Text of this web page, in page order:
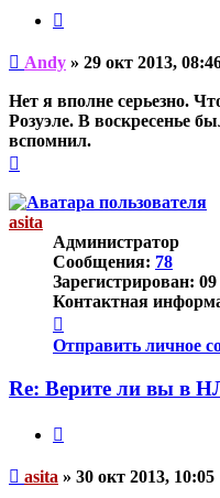
Непрочитанное
сообщение
Andy » 29 окт 2013,
Нет я вполне серьезно.
Розуэле. В воскресенье
вспомнил.
началу
asita
Администратор
Сообщения: 78
Зарегистрирован: 09
Контактная
информация
пользователя
Отправить личное
Re: Верите ли вы в
Непрочитанное
asita » 30 окт 2013, 10:05